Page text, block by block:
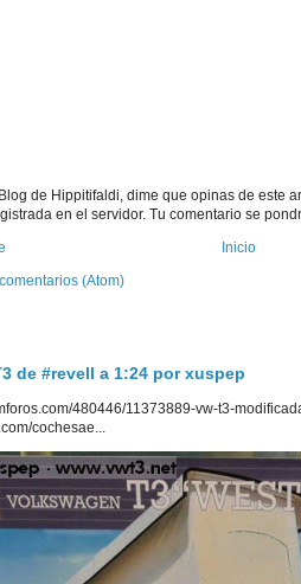
de Hippitifaldi, dime que opinas de este
en el servidor. Tu comentario se
Inicio
(Atom)
de #revell a 1:24 por xuspep
480446/11373889-vw-t3-
cochesae...